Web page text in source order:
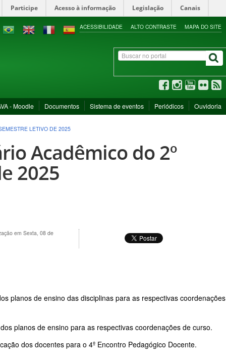
Participe Acesso à informação Legislação Canais
ACESSIBILIDADE ALTO CONTRASTE MAPA DO SITE
- Moodle Documentos Sistema de eventos Periódicos Ouvidoria
LETIVO DE 2025
Acadêmico do 2º
2025
em Sexta, 08 de
planos de ensino das disciplinas para as respectivas coordenações
planos de ensino para as respectivas coordenações de curso.
dos docentes para o 4º Encontro Pedagógico Docente.